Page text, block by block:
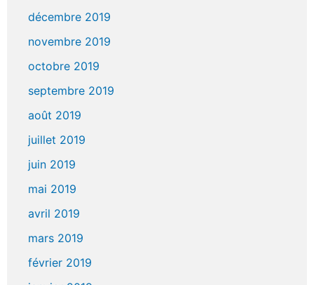
décembre 2019
novembre 2019
octobre 2019
septembre 2019
août 2019
juillet 2019
juin 2019
mai 2019
avril 2019
mars 2019
février 2019